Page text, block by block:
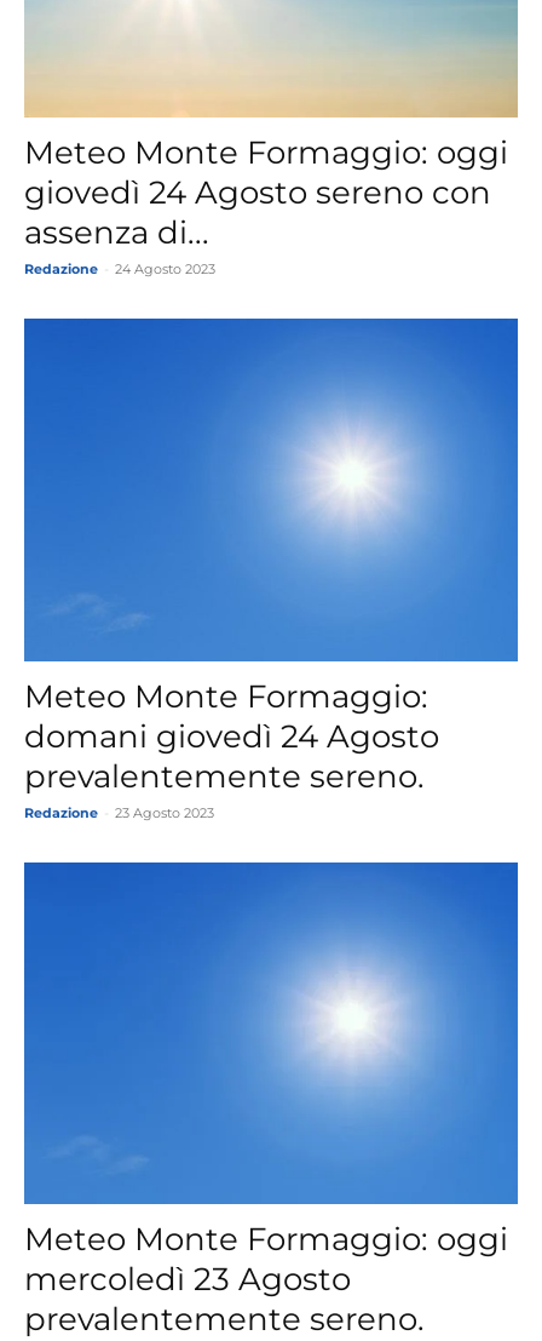
Meteo Monte Formaggio: oggi
giovedì 24 Agosto sereno con
assenza di...
Redazione 24 Agosto 2023
Meteo Monte Formaggio:
domani giovedì 24 Agosto
prevalentemente sereno.
Redazione 23 Agosto 2023
Meteo Monte Formaggio: oggi
mercoledì 23 Agosto
prevalentemente sereno.